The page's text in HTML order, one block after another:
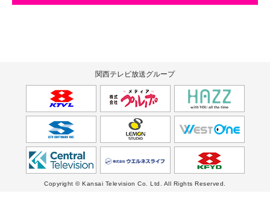
関西テレビ放送グループ
Copyright © Kansai Television Co. Ltd. All Rights Reserved.